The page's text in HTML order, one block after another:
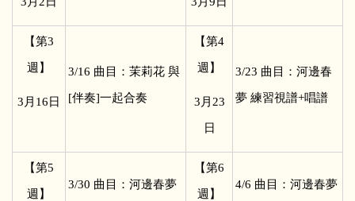
【第3
週】
3 月16日
3/16 曲目：茉莉花 與
[伴奏]一起合奏
【第4
週】
3 月23
日
3/23 曲目：河邊春
夢 練習視譜+唱譜
【第5
週】
3/30 曲目：河邊春夢
【第6
週】
4/6 曲目：河邊春夢